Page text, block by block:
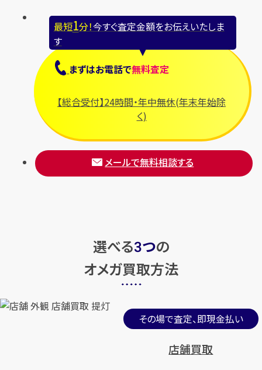
最短1分！今すぐ査定金額をお伝えいたしま
す
まずはお電話で無料査定
【総合受付】24時間・年中無休(年末年始除
く)
メールで無料相談する
選べる3つの
オメガ買取方法
その場で査定、即現金払い
店舗買取